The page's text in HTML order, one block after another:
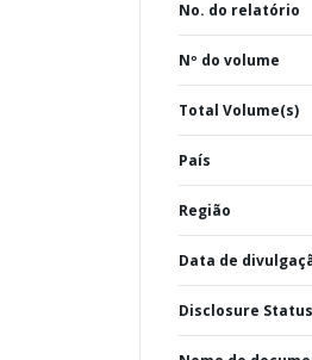
No. do relatório
Nº do volume
Total Volume(s)
País
Região
Data de
Disclosure Status